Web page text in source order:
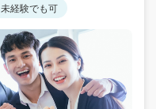
未経験でも可